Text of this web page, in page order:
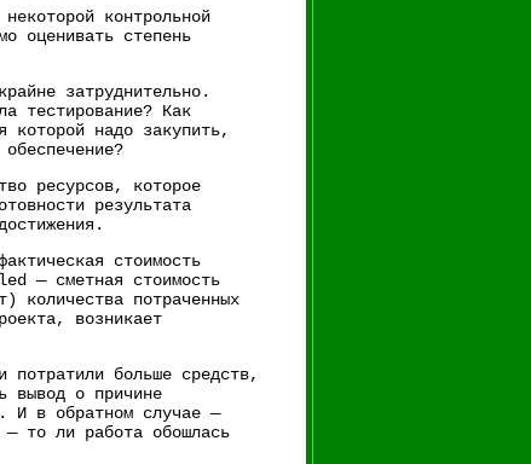
контрольной
оценивать степень
затруднительно.
тестирование? Как
которой надо закупить,
ресурсов, которое
результата
стоимость
— сметная стоимость
количества потраченных
возникает
потратили больше средств,
вывод о причине
И в обратном случае —
— то ли работа обошлась